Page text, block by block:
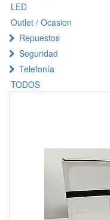
LED
Outlet / Ocasion
Repuestos
Seguridad
Telefonía
TODOS